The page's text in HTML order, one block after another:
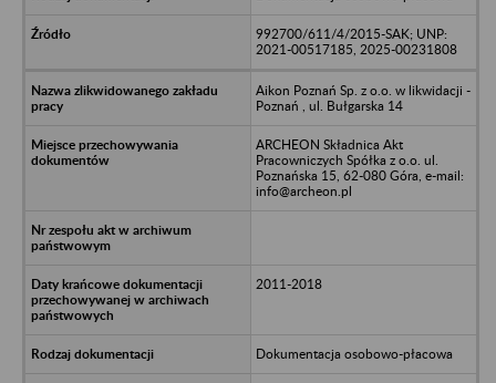
992700/611/4/2015-SAK; UNP:
2021-00517185, 2025-00231808
Aikon Poznań Sp. z o.o. w likwidacji -
Poznań , ul. Bułgarska 14
ARCHEON Składnica Akt
Pracowniczych Spółka z o.o. ul.
Poznańska 15, 62-080 Góra, e-mail:
info@archeon.pl
2011-2018
Dokumentacja osobowo-płacowa